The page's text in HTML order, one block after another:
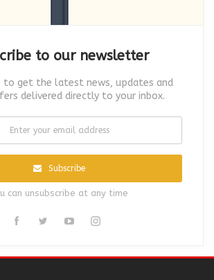
to our newsletter
to get the latest news, updates and
delivered directly to your inbox.
Subscribe
can unsubscribe at any time